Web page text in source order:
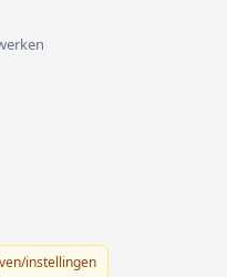
instellingen